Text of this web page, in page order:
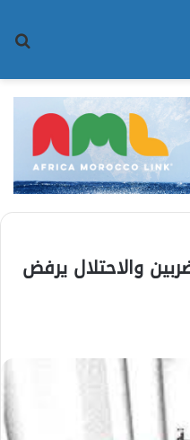
والاحتلال يرفض